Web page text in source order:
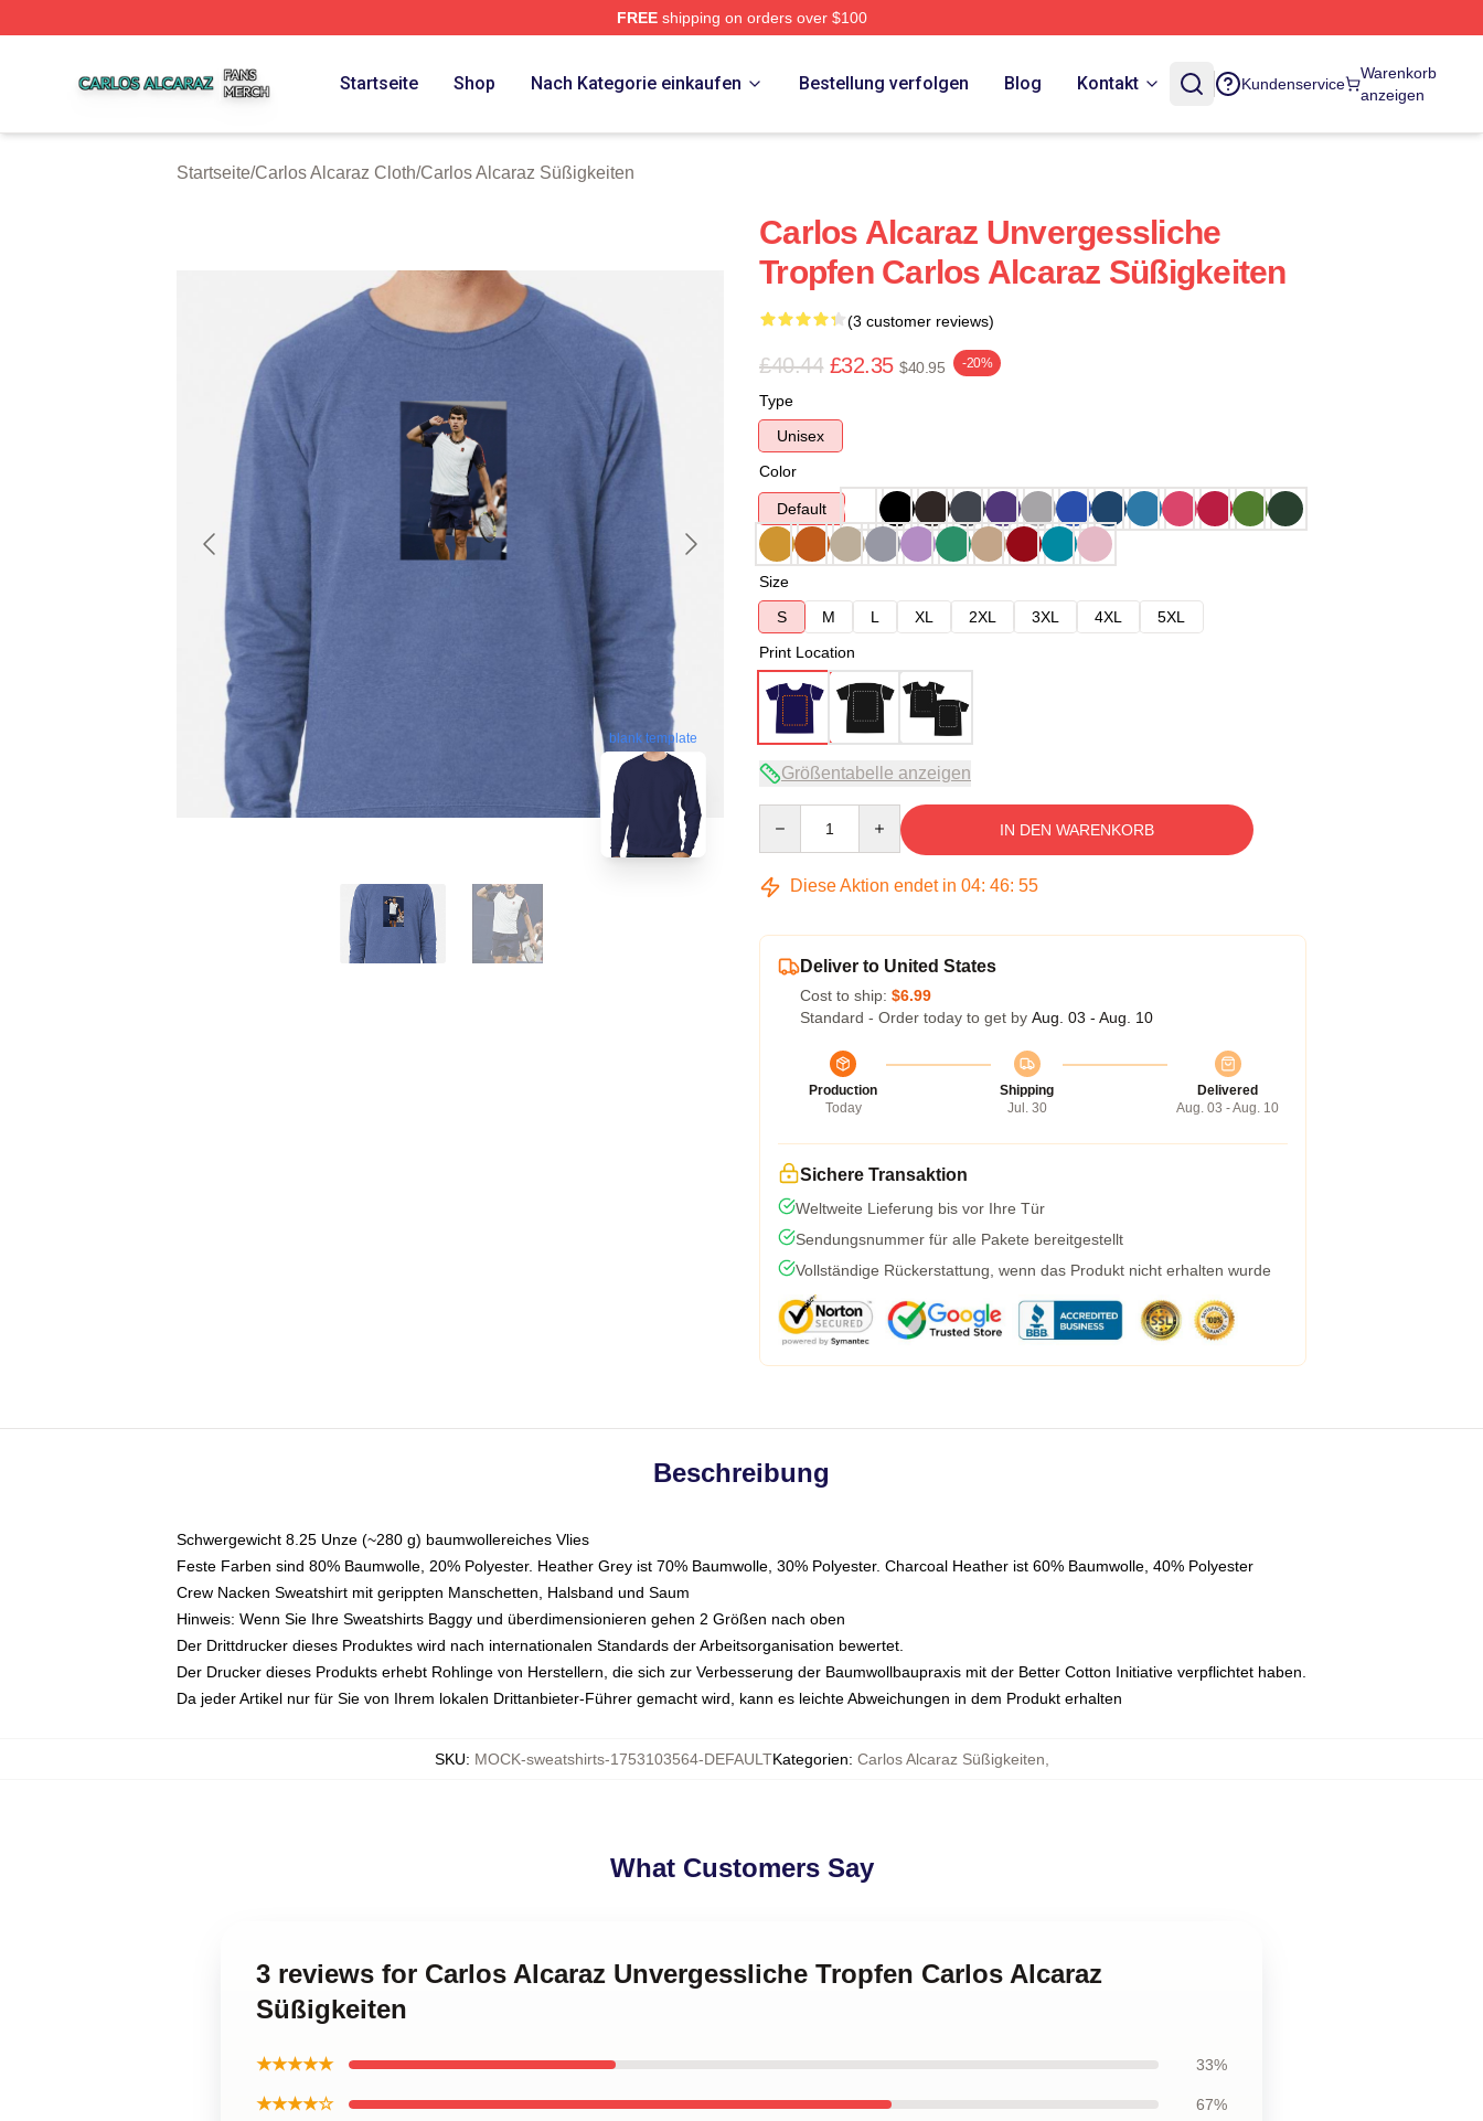
FREEshipping on orders over $100
Startseite Shop Nach Kategorie einkaufen Bestellung verfolgen Blog Kontakt Kundenservice
Warenkorb
anzeigen
Startseite/Carlos Alcaraz Cloth/Carlos Alcaraz Süßigkeiten
blank template
Carlos Alcaraz Unvergessliche
Tropfen Carlos Alcaraz Süßigkeiten
(3 customer reviews)
£40.44 £32.35 $40.95 -20%
Type
Unisex
Color
Default
Size
S
M L XL 2XL 3XL 4XL
5XL
Print Location
Größentabelle anzeigen
IN DEN WARENKORB
Diese Aktion endet in 04: 46: 54
Deliver to United States
Cost to ship: $6.99
Standard - Order today to get by Aug. 03 - Aug. 10
Production
Today
Shipping
Jul. 30
Delivered
Aug. 03 - Aug. 10
Sichere Transaktion
Weltweite Lieferung bis vor Ihre Tür
Sendungsnummer für alle Pakete bereitgestellt
Vollständige Rückerstattung, wenn das Produkt nicht erhalten wurde
Beschreibung
Schwergewicht 8.25 Unze (~280 g) baumwollereiches Vlies
Feste Farben sind 80% Baumwolle, 20% Polyester. Heather Grey ist 70% Baumwolle, 30% Polyester. Charcoal Heather ist 60% Baumwolle, 40% Polyester
Crew Nacken Sweatshirt mit gerippten Manschetten, Halsband und Saum
Hinweis: Wenn Sie Ihre Sweatshirts Baggy und überdimensionieren gehen 2 Größen nach oben
Der Drittdrucker dieses Produktes wird nach internationalen Standards der Arbeitsorganisation bewertet.
Der Drucker dieses Produkts erhebt Rohlinge von Herstellern, die sich zur Verbesserung der Baumwollbaupraxis mit der Better Cotton Initiative verpflichtet haben.
Da jeder Artikel nur für Sie von Ihrem lokalen Drittanbieter-Führer gemacht wird, kann es leichte Abweichungen in dem Produkt erhalten
SKU: MOCK-sweatshirts-1753103564-DEFAULTKategorien: Carlos Alcaraz Süßigkeiten
What Customers Say
3 reviews for Carlos Alcaraz Unvergessliche Tropfen Carlos Alcaraz
Süßigkeiten
★★★★★ 33%
★★★★☆ 67%